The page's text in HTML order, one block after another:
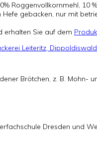
Roggenvollkornmehl,
gebacken, nur mit
erhalten Sie auf dem
Brötchen, z. B. Mohn-
Dresden und